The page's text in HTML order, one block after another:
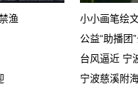
去年五月在成都天府
米15手机，现后盖
全问题，要求召回产
投诉东莞心动的信号
按要求服务
渔
小小画笔绘
公益“助播团
台风逼近 宁
宁波慈溪附